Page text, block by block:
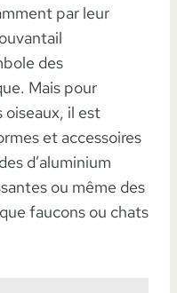
par leur
des
Mais pour
oiseaux, il est
et accessoires
d’aluminium
ou même des
faucons ou chats